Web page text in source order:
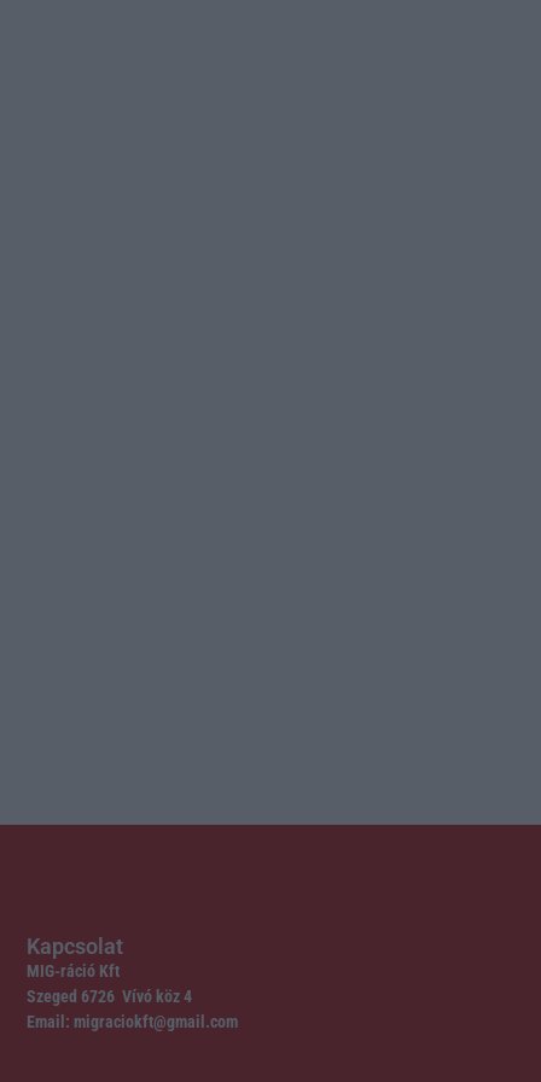
Kapcsolat
MIG-ráció Kft
Szeged 6726 Vívó köz 4
Email: migraciokft@gmail.com